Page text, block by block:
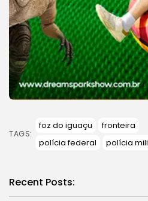
TAGS:
foz do iguaçu
fronteira
polícia federal
polícia
Recent Posts: